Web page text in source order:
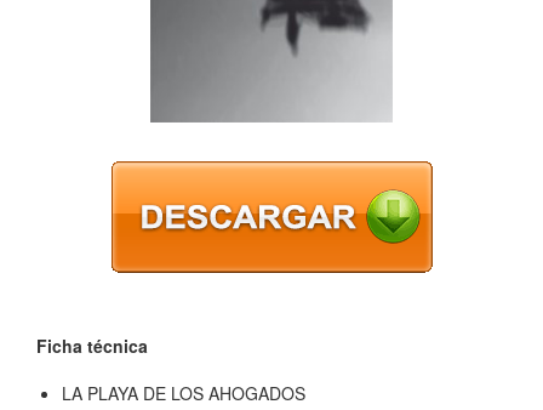
Ficha técnica
LA PLAYA DE LOS AHOGADOS